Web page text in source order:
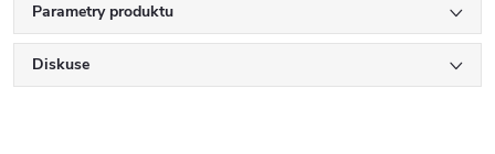
Parametry produktu
Diskuse